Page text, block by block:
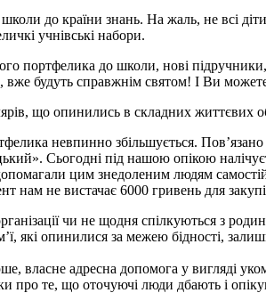
школи до країни знань. На жаль, не
учнівські набори.
портфелика до школи, нові
вже будуть справжнім святом! І Ви
що опинились в складних життєвих
невпинно збільшується.
Сьогодні під нашою опікою
цим знедоленим людям
не вистачає 6000 гривень для
чи не щодня спілкуються з
які опинилися за межею бідності,
власне адресна допомога у вигляді
про те, що оточуючі люди дбають і